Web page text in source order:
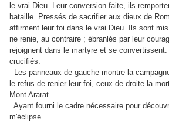
le vrai Dieu. Leur conversion faite, ils
bataille. Pressés de sacrifier aux dieux de
affirment leur foi dans le vrai Dieu. Ils sont
ne renie, au contraire ; ébranlés par leur
rejoignent dans le martyre et se
crucifiés.
Les panneaux de gauche montre la
le refus de renier leur foi, ceux de droite la
Mont Ararat.
Ayant fourni le cadre nécessaire pour
m'éclipse.